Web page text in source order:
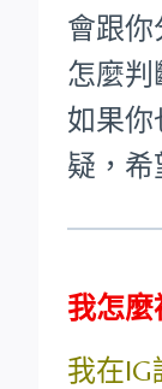
會跟你
怎麼判
如果你
疑，希
我怎麼
我在